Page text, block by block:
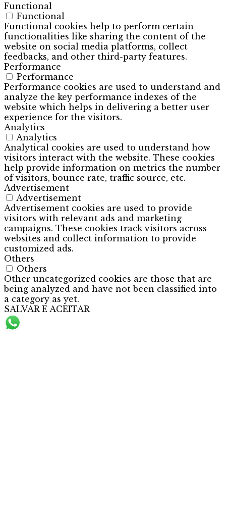
Functional
Functional
Functional cookies help to perform certain
functionalities like sharing the content of the
website on social media platforms, collect
feedbacks, and other third-party features.
Performance
Performance
Performance cookies are used to understand and
analyze the key performance indexes of the
website which helps in delivering a better user
experience for the visitors.
Analytics
Analytics
Analytical cookies are used to understand how
visitors interact with the website. These cookies
help provide information on metrics the number
of visitors, bounce rate, traffic source, etc.
Advertisement
Advertisement
Advertisement cookies are used to provide
visitors with relevant ads and marketing
campaigns. These cookies track visitors across
websites and collect information to provide
customized ads.
Others
Others
Other uncategorized cookies are those that are
being analyzed and have not been classified into
a category as yet.
SALVAR E ACEITAR